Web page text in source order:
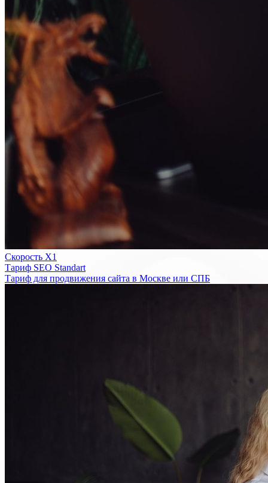
Скорость Х1
Тариф SEO Standart
Тариф для продвижения сайта в Москве или СПБ